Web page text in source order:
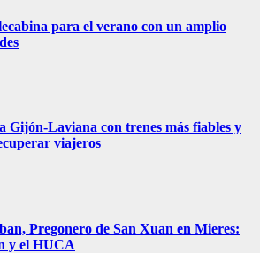
para el verano con un amplio
Gijón-Laviana con trenes más fiables y
viajeros
Pregonero de San Xuan en Mieres:
y el HUCA